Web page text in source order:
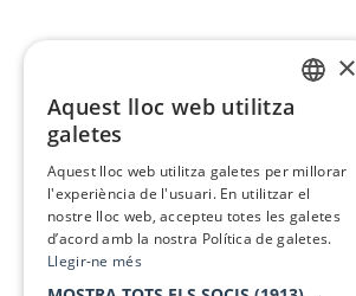
×
Aquest lloc web utilitza
galetes
Aquest lloc web utilitza galetes per millorar
l'experiència de l'usuari. En utilitzar el
nostre lloc web, accepteu totes les galetes
d’acord amb la nostra Política de galetes.
Llegir-ne més